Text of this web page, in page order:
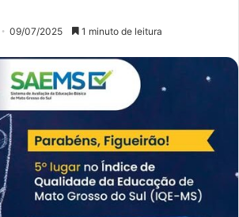
09/07/2025 1 minuto de leitura